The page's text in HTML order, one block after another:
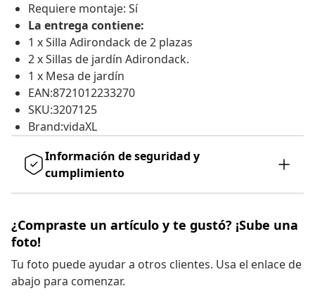
Requiere montaje: Sí
La entrega contiene:
1 x Silla Adirondack de 2 plazas
2 x Sillas de jardín Adirondack.
1 x Mesa de jardín
EAN:8721012233270
SKU:3207125
Brand:vidaXL
Información de seguridad y
cumplimiento
¿Compraste un artículo y te gustó? ¡Sube una
foto!
Tu foto puede ayudar a otros clientes. Usa el enlace de
abajo para comenzar.